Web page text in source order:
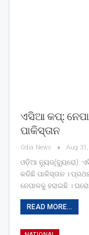
ଏସିଆ କପ୍:
ପାକିସ୍ତାନ
Odia News Aug
ଓଡ଼ିଆ ନ୍ୟୁଜ୍(ବ୍ୟୁରୋ):
କରିଛି ପାକିସ୍ତାନ ।
ନେପାଳକୁ ହରାଇଛି ।
READ MORE...